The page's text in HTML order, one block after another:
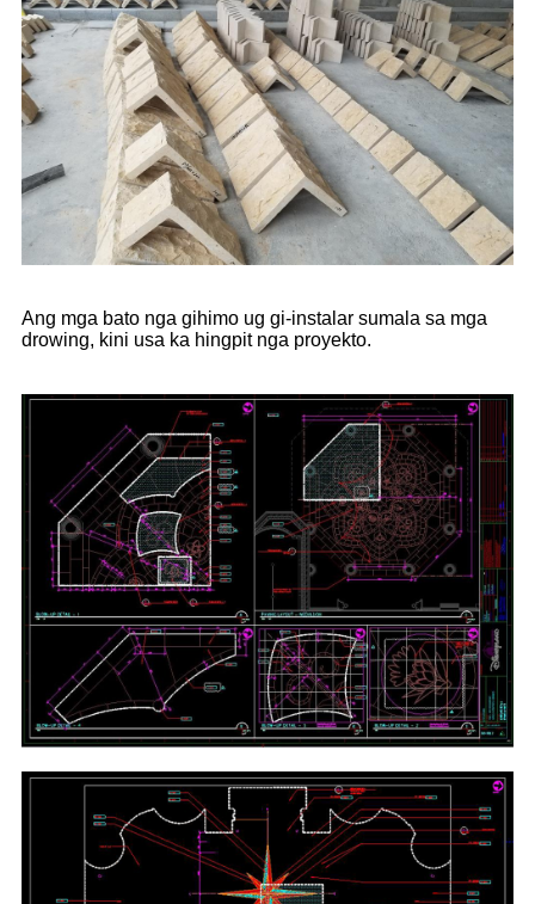
Ang mga bato nga gihimo ug gi-instalar sumala sa mga
drowing, kini usa ka hingpit nga proyekto.